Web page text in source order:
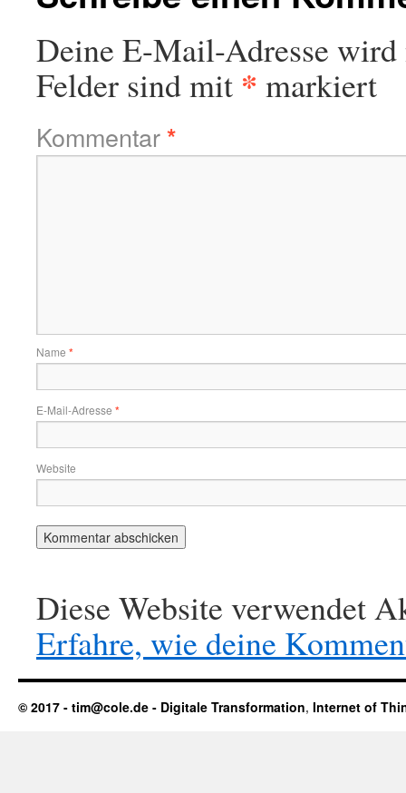
Deine E-Mail-Adresse
Felder sind mit * markiert
Kommentar*
Name *
E-Mail-Adresse *
Website
Diese Website verwendet
Erfahre, wie deine
© 2017 - tim@cole.de - Digitale Transformation, Internet of